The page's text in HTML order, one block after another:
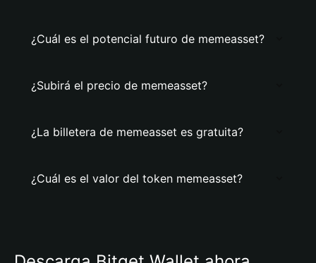
¿Cuál es el potencial futuro de memeasset?
¿Subirá el precio de memeasset?
¿La billetera de memeasset es gratuita?
¿Cuál es el valor del token memeasset?